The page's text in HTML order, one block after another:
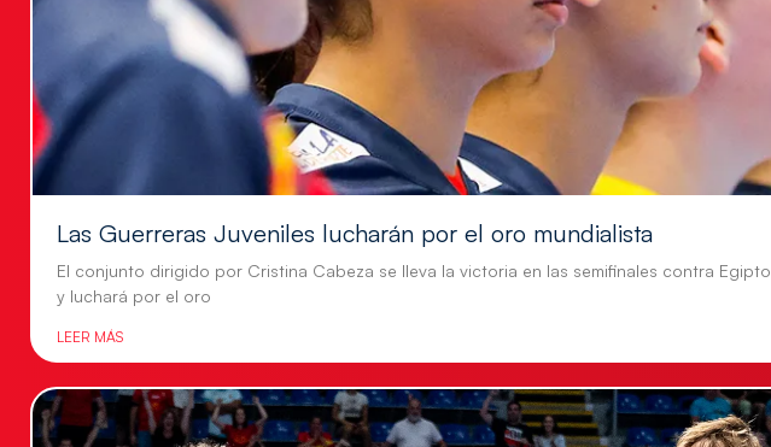
Las Guerreras Juveniles lucharán por el oro mundialista
El conjunto dirigido por Cristina Cabeza se lleva la victoria en las semifinales contra Egipto
y luchará por el oro
LEER MÁS